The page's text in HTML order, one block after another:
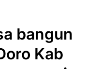
bangun
Kab